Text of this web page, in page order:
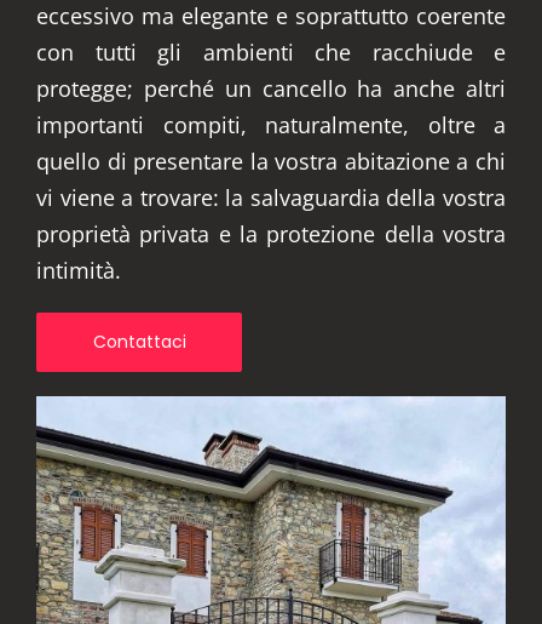
eccessivo ma elegante e soprattutto coerente
con tutti gli ambienti che racchiude e
protegge; perché un cancello ha anche altri
importanti compiti, naturalmente, oltre a
quello di presentare la vostra abitazione a chi
vi viene a trovare: la salvaguardia della vostra
proprietà privata e la protezione della vostra
intimità.
Contattaci